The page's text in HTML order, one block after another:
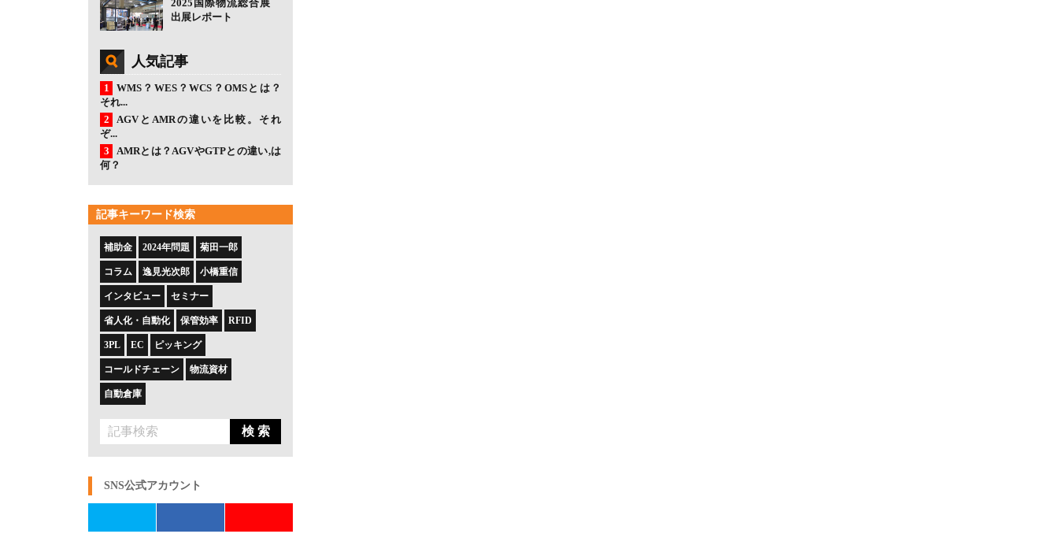
2025国際物流総合展
出展レポート
人気記事
WMS？WES？WCS？OMSとは？
それ...
AGVとAMRの違いを比較。それ
ぞ...
AMRとは？AGVやGTPとの違い,は
何？
記事キーワード検索
補助金 2024年問題 菊田一郎
コラム 逸見光次郎 小橋重信
インタビュー セミナー
省人化・自動化 保管効率 RFID
3PL EC ピッキング
コールドチェーン 物流資材
自動倉庫
検 索
SNS公式アカウント